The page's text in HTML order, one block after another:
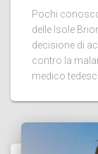
Pochi
delle Isole
decisione di
contro la
medico